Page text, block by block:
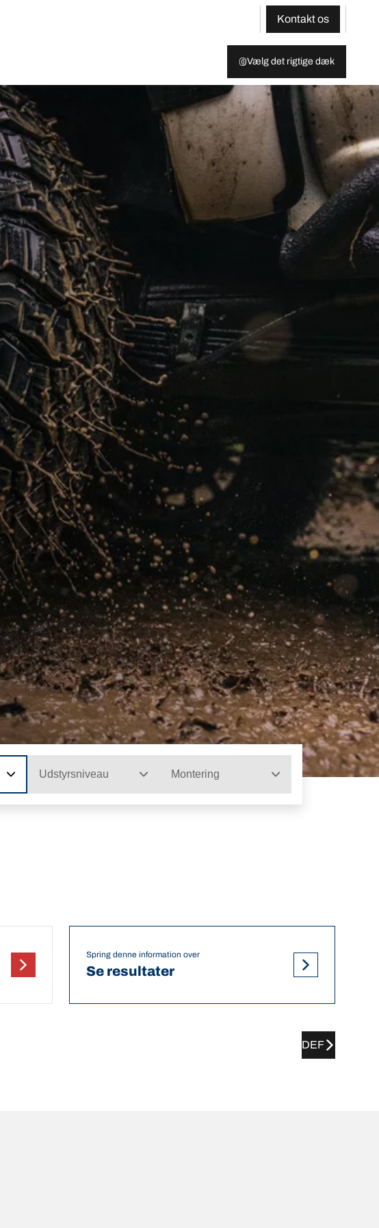
Kontakt os
Vælg det rigtige dæk
Udstyrsniveau Montering
Spring denne information over
Se resultater
DEF